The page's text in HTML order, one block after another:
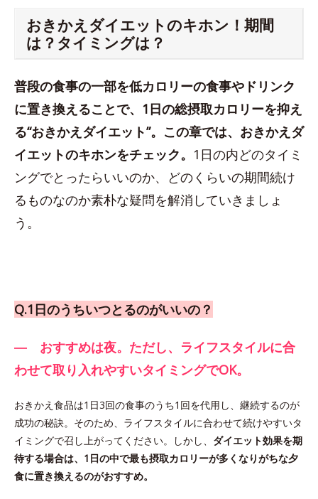
おきかえダイエットのキホン！期間
は？タイミングは？
普段の食事の一部を低カロリーの食事やドリンク
に置き換えることで、1日の総摂取カロリーを抑え
る“おきかえダイエット”。この章では、おきかえダ
イエットのキホンをチェック。 1日の内どのタイミ
ングでとったらいいのか、どのくらいの期間続け
るものなのか素朴な疑問を解消していきましょ
う。
Q.1日のうちいつとるのがいいの？
― おすすめは夜。ただし、ライフスタイルに合
わせて取り入れやすいタイミングでOK。
おきかえ食品は1日3回の食事のうち1回を代用し、継続するのが
成功の秘訣。そのため、ライフスタイルに合わせて続けやすいタ
イミングで召し上がってください。しかし、 ダイエット効果を期
待する場合は、1日の中で最も摂取カロリーが多くなりがちな夕
食に置き換えるのがおすすめ。